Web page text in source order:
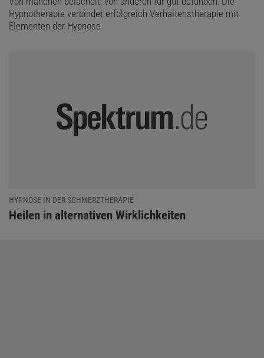
Hypnotherapie verbindet erfolgreich Verhaltenstherapie mit
Elementen der Hypnose
HYPNOSE IN DER SCHMERZTHERAPIE
:
Heilen in alternativen Wirklichkeiten